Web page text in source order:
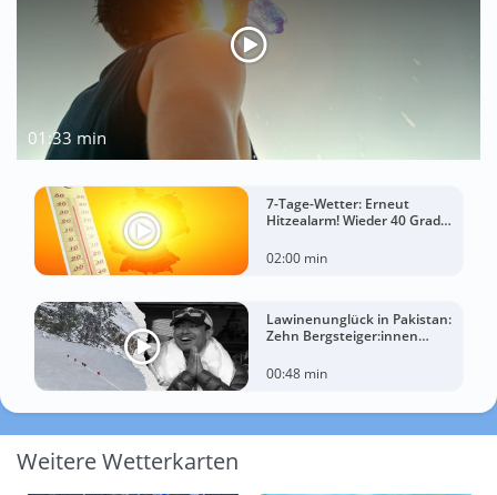
01:33 min
7-Tage-Wetter: Erneut
Hitzealarm! Wieder 40 Grad
02:00 min
Lawinenunglück in Pakistan:
Zehn Bergsteiger:innen
00:48 min
Weitere Wetterkarten